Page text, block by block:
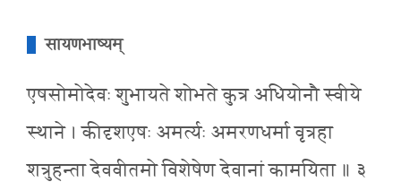
सायणभाष्यम्
एषसोमोदेवः शुभायते शोभते कुत्र अधियोनौ स्वीये
स्थाने । कीदृशएषः अमर्त्यः अमरणधर्मा वृत्रहा
शत्रुहन्ता देववीतमो विशेषेण देवानां कामयिता ॥ ३